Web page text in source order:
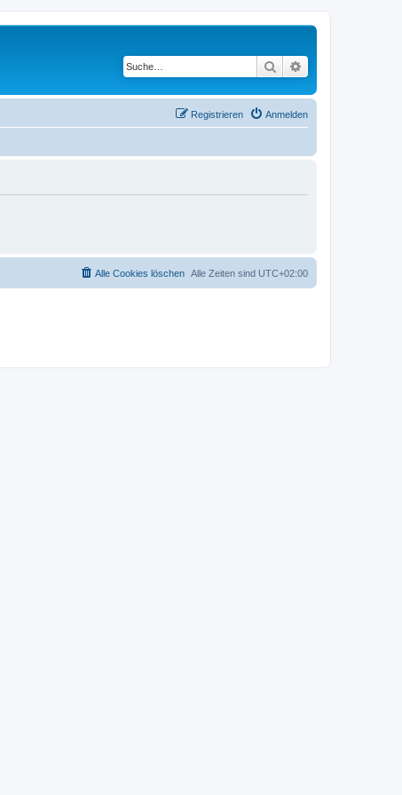
Suche
Anmelden
Registrieren
Alle Zeiten sind UTC+02:00
Alle Cookies löschen